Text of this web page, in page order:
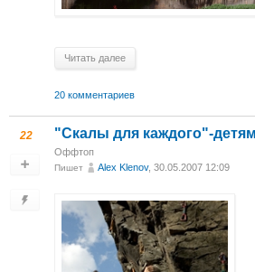
Читать далее
20 комментариев
22 "Скалы для каждого"-
Оффтоп
Пишет Alex Klenov, 30.05.2007 12:09